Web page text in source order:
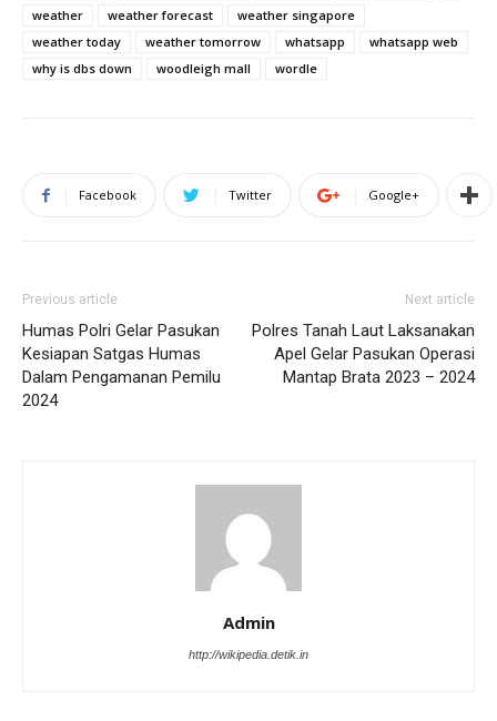
weather
weather forecast
weather singapore
weather today
weather tomorrow whatsapp
whatsapp web
why is dbs down
woodleigh mall wordle
Facebook Twitter Google+
Previous article
Humas Polri Gelar Pasukan
Kesiapan Satgas Humas
Dalam Pengamanan Pemilu
2024
Next article
Polres Tanah Laut Laksanakan
Apel Gelar Pasukan Operasi
Mantap Brata 2023 – 2024
Admin
http://wikipedia.detik.in